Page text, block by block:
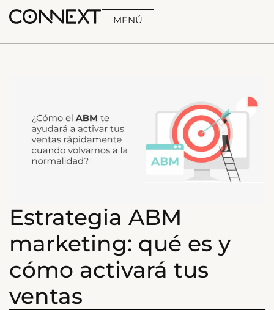
MENÚ
Estrategia ABM
marketing: qué es y
cómo activará tus
ventas